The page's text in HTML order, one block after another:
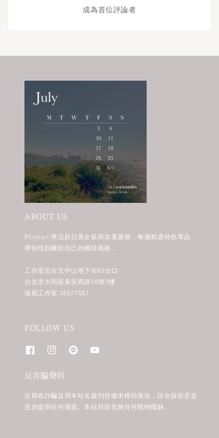
成為首位評論者
ABOUT US
REreburn 專注於日系女裝與古著選物，每週精選特色單品，
帶你找到屬於自己的獨特風格。
工作室近台北中山地下街R3出口
台北市大同區長安西路58號7樓
瑞朋工作室 38577587
FOLLOW US
反詐騙聲明
近期有詐騙盜用本站名義刊登徵求模特廣告，請女孩留意並
且勿提供任何個資。本站目前並無任何模特職缺。